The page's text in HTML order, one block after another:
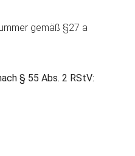
gemäß §27 a
§ 55 Abs. 2 RStV: